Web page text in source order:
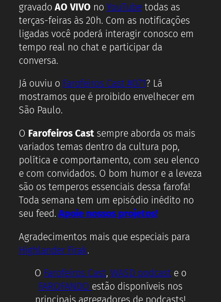
gravado AO VIVO no YouTubetodas as
terças-feiras às 20h. Com as notificações
ligadas você poderá interagir conosco em
tempo real no chat e participar da
conversa.
Já ouviu o Farofeiros Cast #071? Lá
mostramos que é proibido envelhecer em
São Paulo.
O Farofeiros Castsempre aborda os mais
variados temas dentro da cultura pop,
política e comportamento, com seu elenco
e com convidados. O bom humor e a leveza
são os temperos essenciais dessa farofa!
Toda semana tem um episódio inédito no
seu feed. Apoie nossos projetos!
Agradecimentos mais que especiais para
Highlander Firak.
O Farofeiros Cast, WASD podcaste o
FAROFANDO estão disponíveis nos